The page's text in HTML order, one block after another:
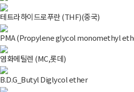
테트라하이드로푸란 (THF)(중국)
PMA (Propylene glycol monomethyl
염화메틸렌 (MC,롯데)
B.D.G_Butyl Diglycol ether